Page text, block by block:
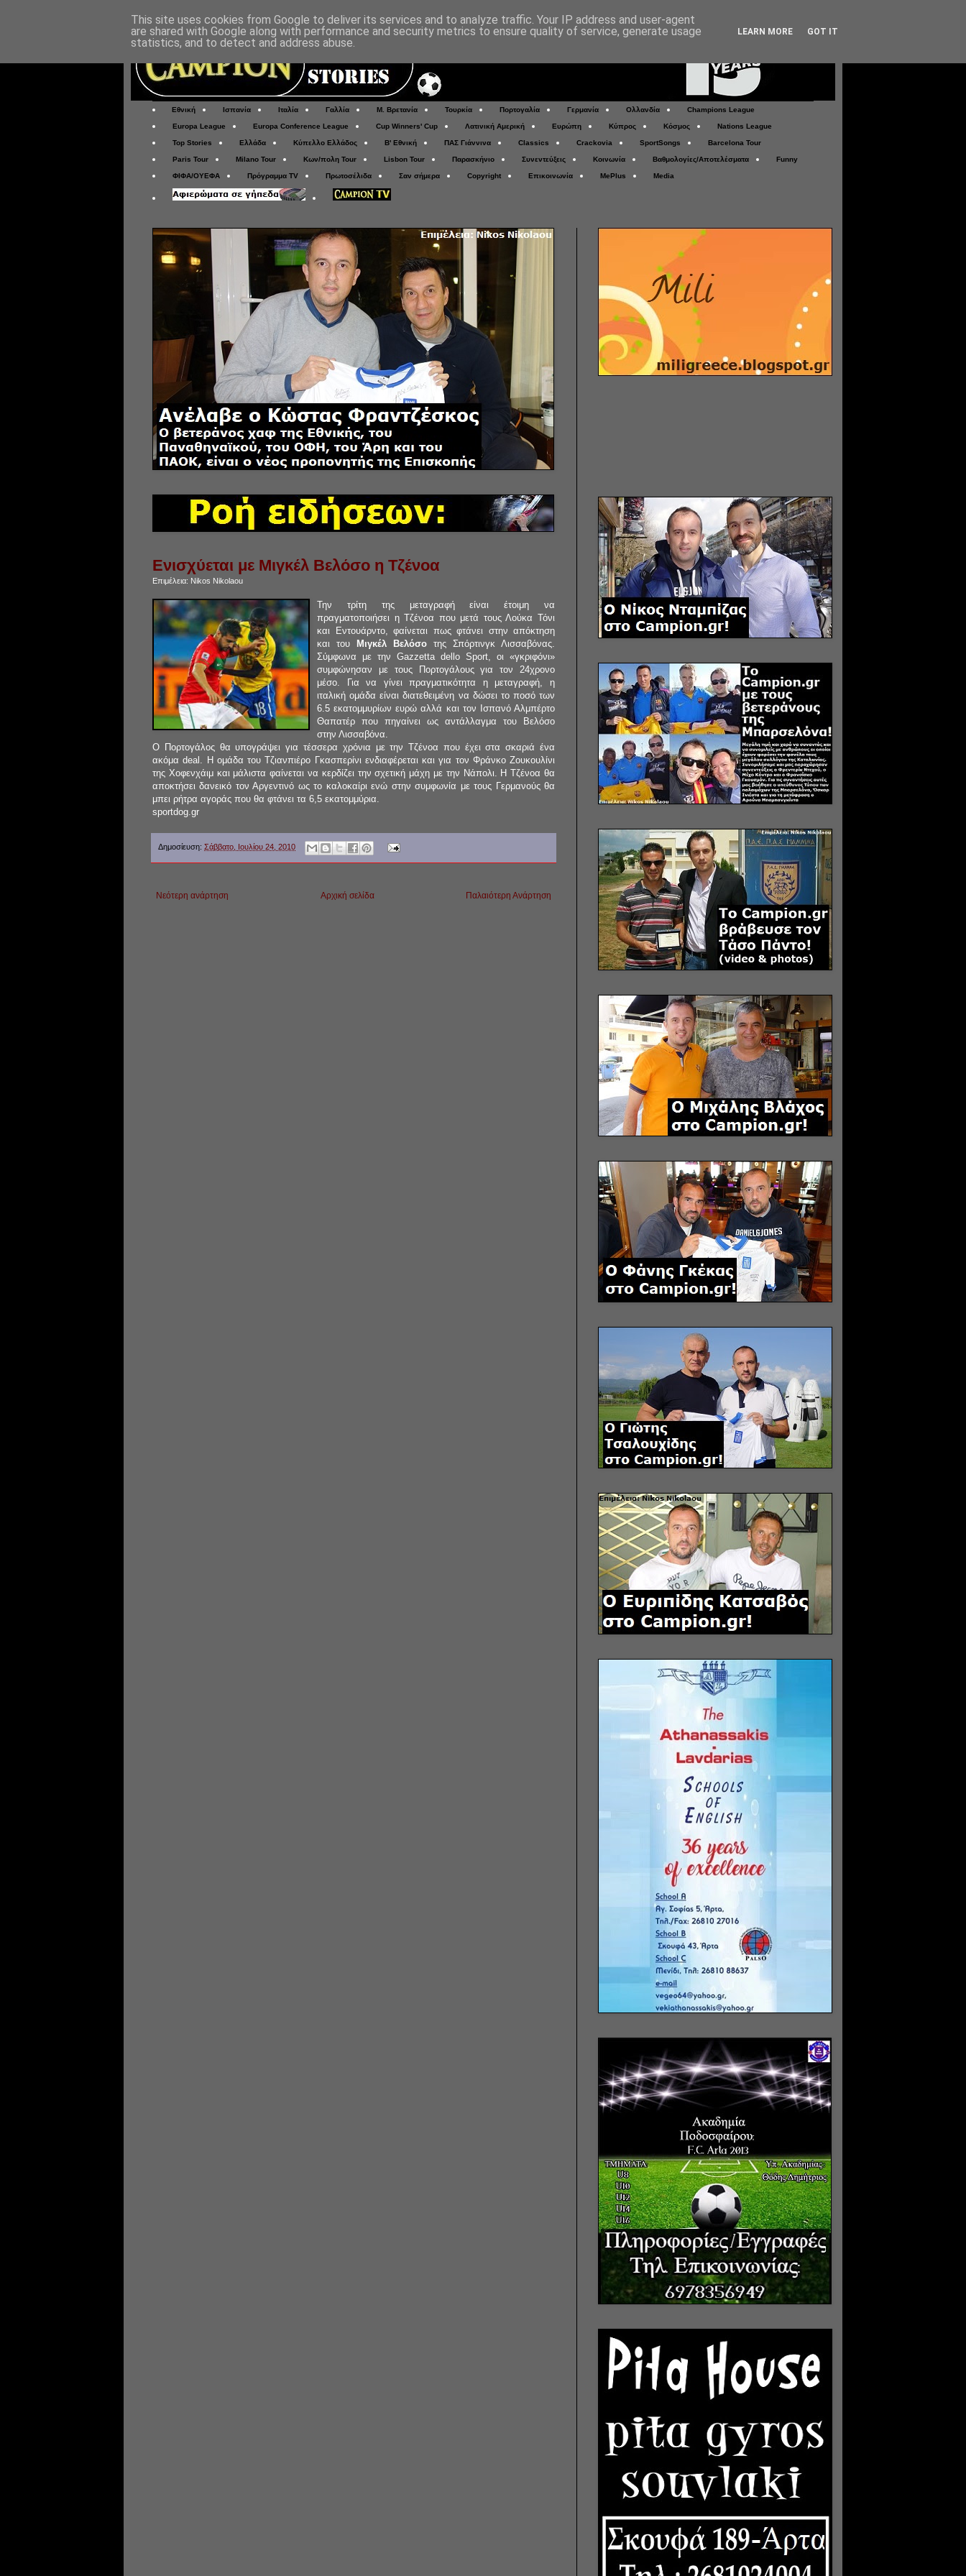
Εθνική Ισπανία Ιταλία Γαλλία Μ. Βρετανία Τουρκία Πορτογαλία Γερμανία Ολλανδία Champions League
Europa League Europa Conference League Cup Winners' Cup Λατινική Αμερική Ευρώπη Κύπρος Κόσμος Nations League
Top Stories Ελλάδα Κύπελλο Ελλάδος Β' Εθνική ΠΑΣ Γιάννινα Classics Crackovia SportSongs Barcelona Tour
Paris Tour Milano Tour Κων/πολη Tour Lisbon Tour Παρασκήνιο Συνεντεύξεις Κοινωνία Βαθμολογίες/Αποτελέσματα Funny
ΦΙΦΑ/ΟΥΕΦΑ Πρόγραμμα TV Πρωτοσέλιδα Σαν σήμερα Copyright Επικοινωνία MePlus Media
Ενισχύεται με Μιγκέλ Βελόσο η Τζένοα
Επιμέλεια: Nikos Nikolaou
Την τρίτη της μεταγραφή είναι έτοιμη να
πραγματοποιήσει η Τζένοα που μετά τους Λούκα Τόνι
και Εντουάρντο, φαίνεται πως φτάνει στην απόκτηση
και του
Μιγκέλ Βελόσο της Σπόρτινγκ Λισσαβόνας.
Σύμφωνα με την Gazzetta dello Sport, οι «γκριφόνι»
συμφώνησαν με τους Πορτογάλους για τον 24χρονο
μέσο. Για να γίνει πραγματικότητα η μεταγραφή, η
ιταλική ομάδα είναι διατεθειμένη να δώσει το ποσό των
6.5 εκατομμυρίων ευρώ αλλά και τον Ισπανό Αλμπέρτο
Θαπατέρ που πηγαίνει ως αντάλλαγμα του Βελόσο
στην Λισσαβόνα.
Ο Πορτογάλος θα υπογράψει για τέσσερα χρόνια με την Τζένοα που έχει στα σκαριά ένα
ακόμα deal. H ομάδα του Τζιανπιέρο Γκασπερίνι ενδιαφέρεται και για τον Φράνκο Ζουκουλίνι
της Χοφενχάιμ και μάλιστα φαίνεται να κερδίζει την σχετική μάχη με την Νάπολι. Η Τζένοα θα
αποκτήσει δανεικό τον Αργεντινό ως το καλοκαίρι ενώ στην συμφωνία με τους Γερμανούς θα
μπει ρήτρα αγοράς που θα φτάνει τα 6,5 εκατομμύρια.
sportdog.gr
Δημοσίευση: Σάββατο, Ιουλίου 24, 2010
Νεότερη ανάρτηση Παλαιότερη Ανάρτηση
Αρχική σελίδα
This site uses cookies from Google to deliver its services and to analyze traffic. Your IP address and user-agent
are shared with Google along with performance and security metrics to ensure quality of service, generate usage
statistics, and to detect and address abuse.
LEARN MORE GOT IT